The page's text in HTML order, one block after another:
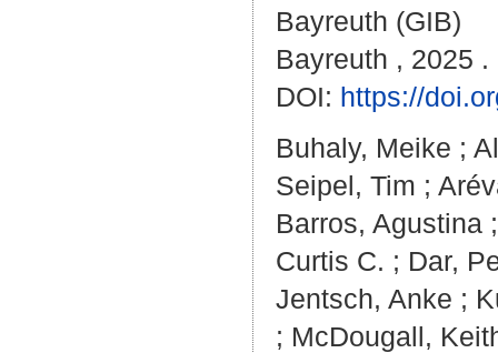
Bayreuth (GIB)
Bayreuth , 2025
DOI: https://
Buhaly, Meike ;
Seipel, Tim ;
Barros, Agustina
Curtis C. ; Dar,
Jentsch, Anke ;
; McDougall,